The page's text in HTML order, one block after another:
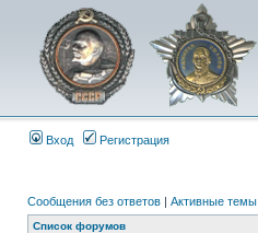
Вход Регистрация
Сообщения без ответов | Активные темы
Список форумов